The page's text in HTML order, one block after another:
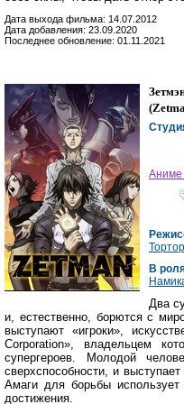
Дата выхода фильма: 14.07.2012
Дата добавления: 23.09.2020
Последнее обновление: 01.11.2021
(
Аниме
В
Два
и, естественно, борются с
выступают «игроки»,
Corporation», владельцем
супергероев. Молодой
сверхспособности, и
Амаги для борьбы
достижения.